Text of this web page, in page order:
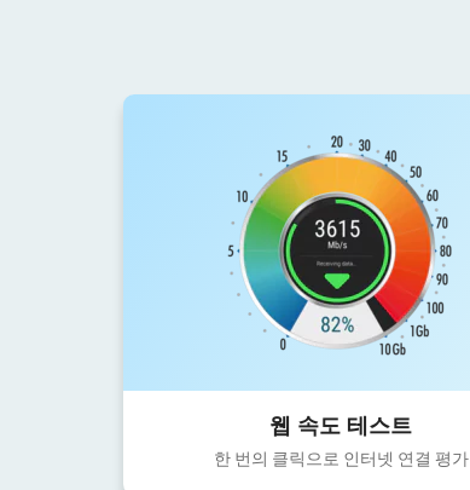
웹 속도 테스트
한 번의 클릭으로 인터넷 연결 평가